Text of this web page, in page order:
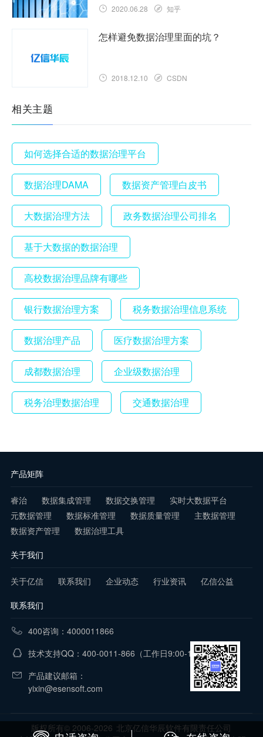
2020.06.28 知乎
怎样避免数据治理里面的坑？
2018.12.10 CSDN
相关主题
如何选择合适的数据治理平台
数据治理DAMA 数据资产管理白皮书
大数据治理方法 政务数据治理公司排名
基于大数据的数据治理
高校数据治理品牌有哪些
银行数据治理方案 税务数据治理信息系统
数据治理产品 医疗数据治理方案
成都数据治理 企业级数据治理
税务治理数据治理 交通数据治理
产品矩阵
睿治 数据集成管理 数据交换管理
实时大数据平台
元数据管理
数据标准管理 数据质量管理
主数据管理
数据资产管理
数据治理工具
关于我们
关于亿信 联系我们 企业动态 行业资讯 亿信公益
联系我们
400咨询：4000011866
技术支持QQ：400-0011-866 （工作日9:00-18:00）
产品建议邮箱：
yixin@esensoft.com
版权所有© 2006-2026 北京亿信华辰软件有限责任公司